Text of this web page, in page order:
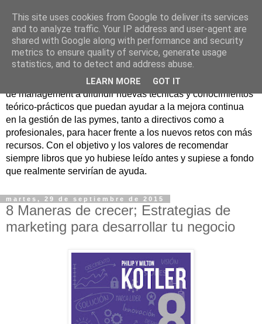
Nuevo Viernes - Nuevo
Libro
Nace con la misión de ayudar mediante la lectura de libros
de management a difundir nuevas técnicas y conocimientos
teórico-prácticos que puedan ayudar a la mejora continua
en la gestión de las pymes, tanto a directivos como a
profesionales, para hacer frente a los nuevos retos con más
recursos. Con el objetivo y los valores de recomendar
siempre libros que yo hubiese leído antes y supiese a fondo
que realmente servirían de ayuda.
martes, 29 de septiembre de 2015
8 Maneras de crecer; Estrategias de
marketing para desarrollar tu negocio
This site uses cookies from Google to deliver its services
and to analyze traffic. Your IP address and user-agent are
shared with Google along with performance and security
metrics to ensure quality of service, generate usage
statistics, and to detect and address abuse.
LEARN MORE GOT IT